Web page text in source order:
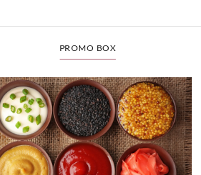
PROMO BOX